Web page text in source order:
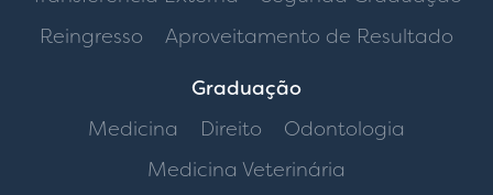
Reingresso
Aproveitamento de Resultado
Graduação
Medicina
Direito
Odontologia
Medicina Veterinária